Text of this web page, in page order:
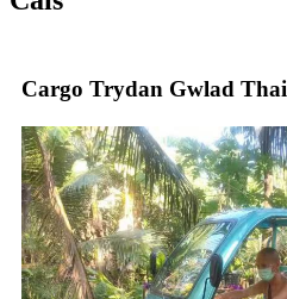
Cargo Trydan Gwlad Thai